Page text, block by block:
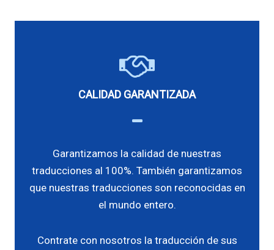
CALIDAD GARANTIZADA
Garantizamos la calidad de nuestras
traducciones al 100%. También garantizamos
que nuestras traducciones son reconocidas en
el mundo entero.
Contrate con nosotros la traducción de sus